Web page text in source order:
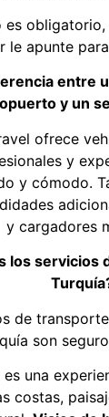
es
le apunte
entre
y un
ofrece
y
y cómodo.
y cargadores
los servicios
de
son
es una
costas,